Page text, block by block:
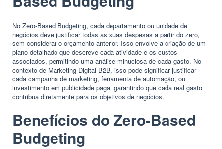
No Zero-Based Budgeting, cada departamento ou unidade de
negócios deve justificar todas as suas despesas a partir do zero,
sem considerar o orçamento anterior. Isso envolve a criação de um
plano detalhado que descreve cada atividade e os custos
associados, permitindo uma análise minuciosa de cada gasto. No
contexto de Marketing Digital B2B, isso pode significar justificar
cada campanha de marketing, ferramenta de automação, ou
investimento em publicidade paga, garantindo que cada real gasto
contribua diretamente para os objetivos de negócios.
Benefícios do Zero-Based
Budgeting